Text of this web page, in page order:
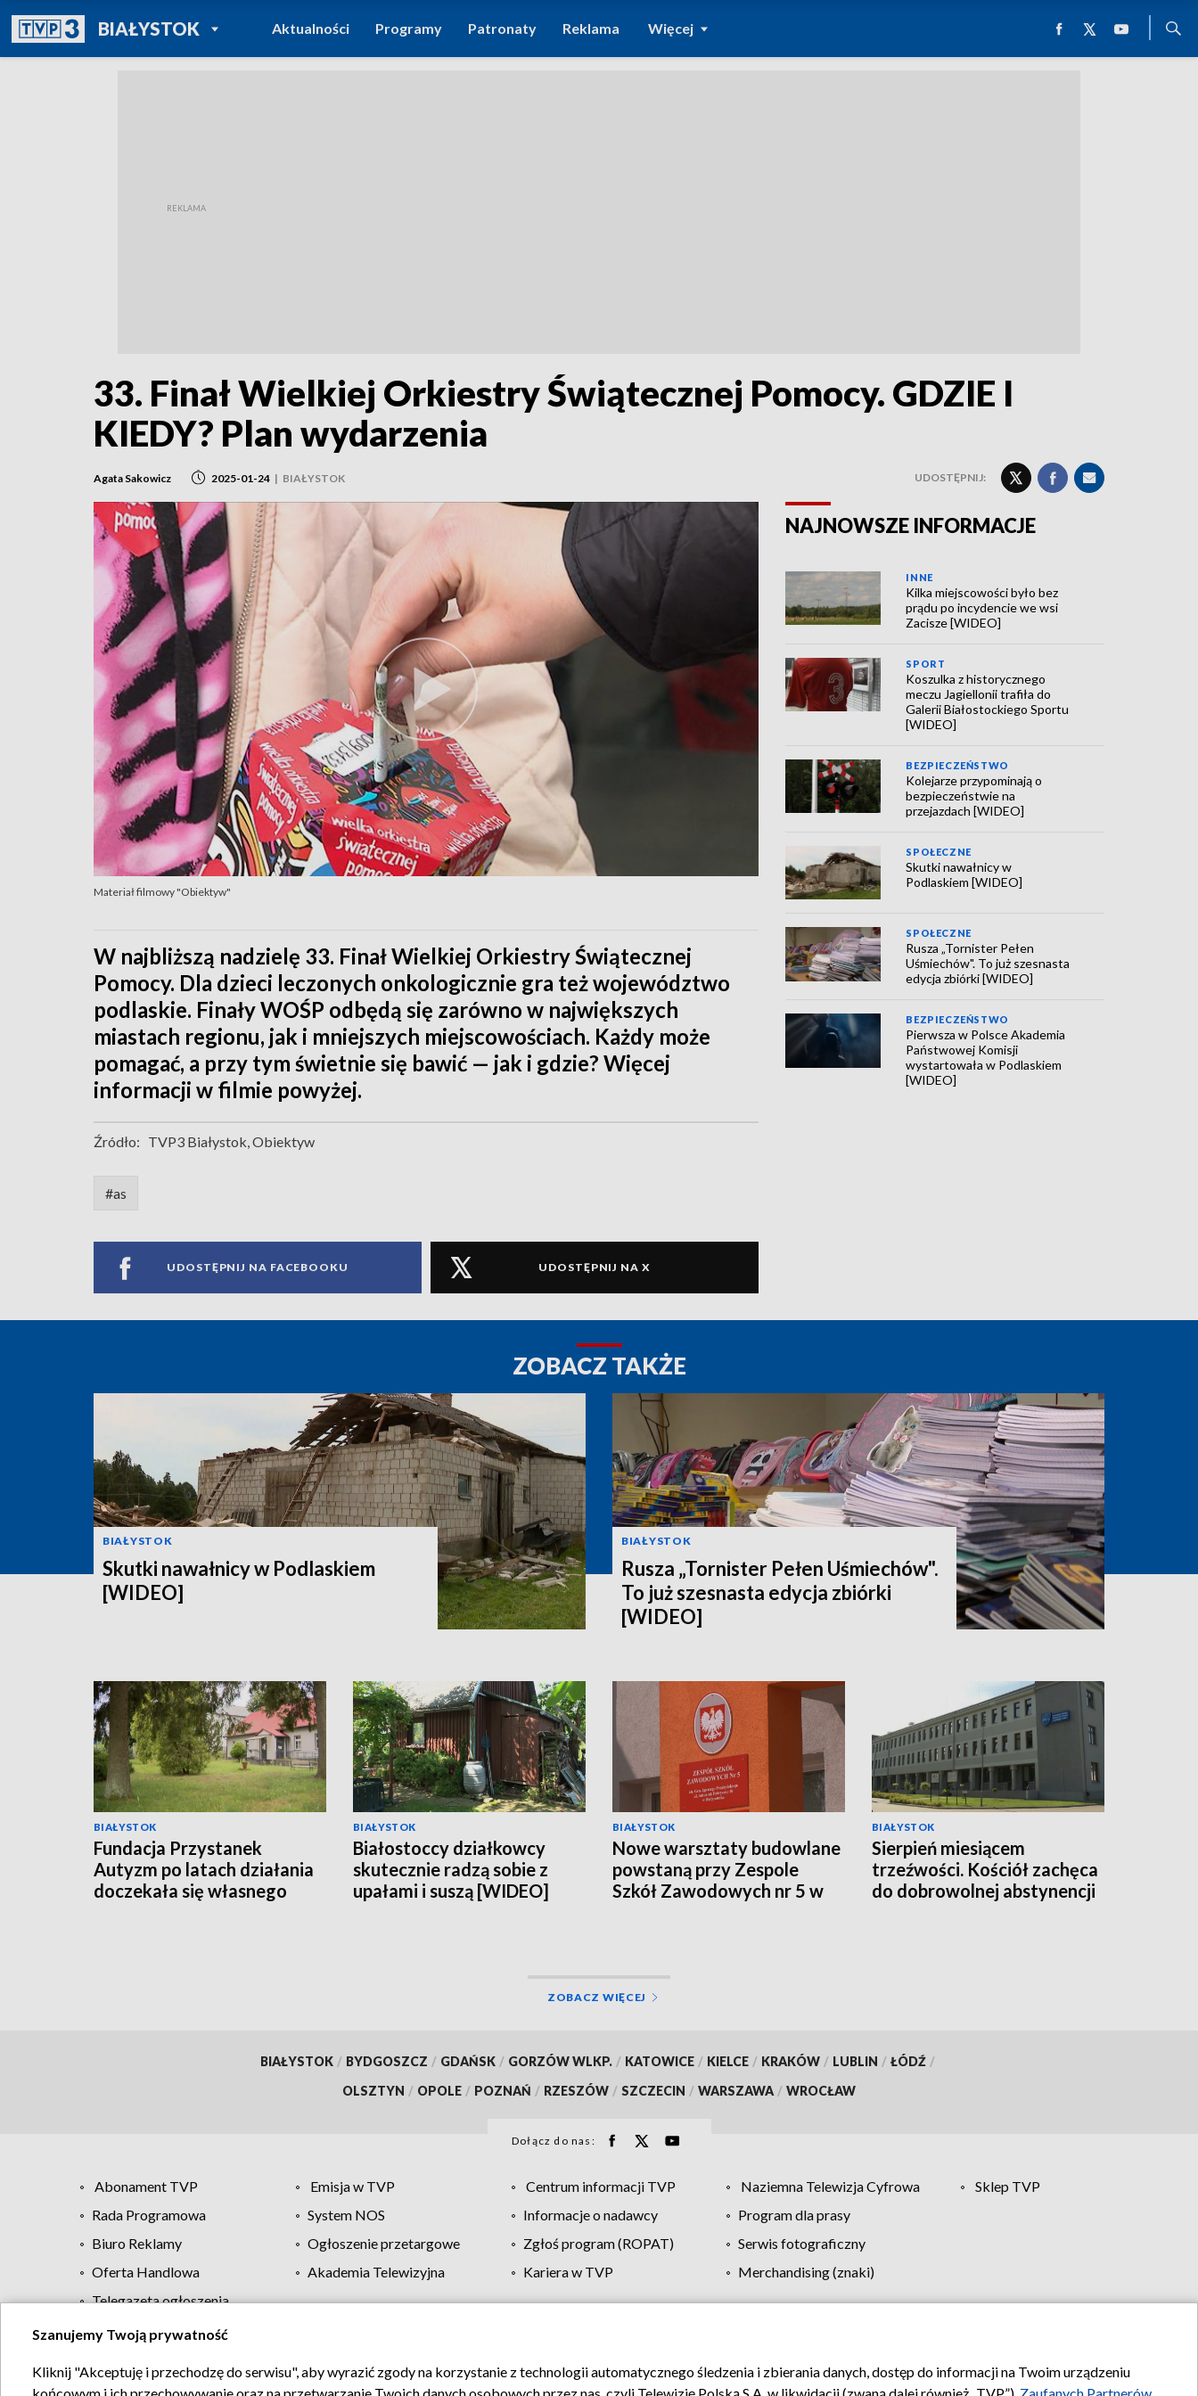
BIAŁYSTOKPOWRÓT DO
TVP REGIONY
Aktualności Programy Patronaty Reklama Więcej
33. Finał Wielkiej Orkiestry Świątecznej Pomocy. GDZIE I
KIEDY? Plan wydarzenia
Agata Sakowicz 2025-01-24 | BIAŁYSTOK UDOSTĘPNIJ:
Materiał filmowy "Obiektyw"
W najbliższą nadzielę 33. Finał Wielkiej Orkiestry Świątecznej
Pomocy. Dla dzieci leczonych onkologicznie gra też województwo
podlaskie. Finały WOŚP odbędą się zarówno w największych
miastach regionu, jak i mniejszych miejscowościach. Każdy może
pomagać, a przy tym świetnie się bawić — jak i gdzie? Więcej
informacji w filmie powyżej.
Źródło: TVP3 Białystok, Obiektyw
#as
UDOSTĘPNIJ NA FACEBOOKU UDOSTĘPNIJ NA X
NAJNOWSZE INFORMACJE
INNE
Kilka miejscowości było bez
prądu po incydencie we wsi
Zacisze [WIDEO]
SPORT
Koszulka z historycznego
meczu Jagiellonii trafiła do
Galerii Białostockiego Sportu
[WIDEO]
BEZPIECZEŃSTWO
Kolejarze przypominają o
bezpieczeństwie na
przejazdach [WIDEO]
SPOŁECZNE
Skutki nawałnicy w
Podlaskiem [WIDEO]
SPOŁECZNE
Rusza „Tornister Pełen
Uśmiechów". To już szesnasta
edycja zbiórki [WIDEO]
BEZPIECZEŃSTWO
Pierwsza w Polsce Akademia
Państwowej Komisji
wystartowała w Podlaskiem
[WIDEO]
ZOBACZ TAKŻE
BIAŁYSTOK
Skutki nawałnicy w Podlaskiem
[WIDEO]
BIAŁYSTOK
Rusza „Tornister Pełen Uśmiechów".
To już szesnasta edycja zbiórki
[WIDEO]
BIAŁYSTOK
Fundacja Przystanek
Autyzm po latach działania
doczekała się własnego
BIAŁYSTOK
Białostoccy działkowcy
skutecznie radzą sobie z
upałami i suszą [WIDEO]
BIAŁYSTOK
Nowe warsztaty budowlane
powstaną przy Zespole
Szkół Zawodowych nr 5 w
BIAŁYSTOK
Sierpień miesiącem
trzeźwości. Kościół zachęca
do dobrowolnej abstynencji
ZOBACZ WIĘCEJ
BIAŁYSTOK / BYDGOSZCZ / GDAŃSK / GORZÓW WLKP. / KATOWICE / KIELCE / KRAKÓW / LUBLIN / ŁÓDŹ /
OLSZTYN / OPOLE / POZNAŃ / RZESZÓW / SZCZECIN / WARSZAWA / WROCŁAW
Dołącz do nas:
Abonament TVP Emisja w TVP Centrum informacji TVP Naziemna Telewizja Cyfrowa
Sklep TVP
Rada Programowa
System NOS Informacje o nadawcy
Program dla prasy
Biuro Reklamy
Ogłoszenie przetargowe Zgłoś program (ROPAT)
Serwis fotograficzny
Oferta Handlowa
Akademia Telewizyjna Kariera w TVP
Merchandising (znaki)
Telegazeta ogłoszenia
Regulamin TVP Polityka prywatności Moje zgody Pomoc Biuro reklamy Kontakt
Szanujemy Twoją prywatność
Kliknij "Akceptuję i przechodzę do serwisu", aby wyrazić zgody na korzystanie z technologii automatycznego śledzenia i zbierania danych, dostęp do informacji na Twoim urządzeniu